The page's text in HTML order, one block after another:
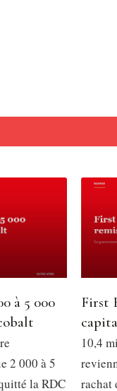
à 5 000
2 000 à 5
la RDC
First
10,4
rachat